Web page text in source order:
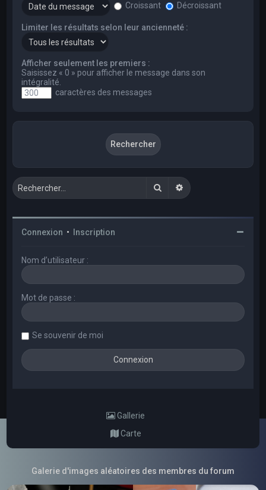
Croissant
Décroissant
Limiter les résultats selon leur ancienneté :
Afficher seulement les premiers :
Saisissez « 0 » pour afficher le message dans son
intégralité.
caractères des messages
RechercherRecherche avancée
Connexion • Inscription
Nom d’utilisateur :
Mot de passe :
Se souvenir de moi
Gallerie
Carte
Galerie d'images aléatoires des membres du forum